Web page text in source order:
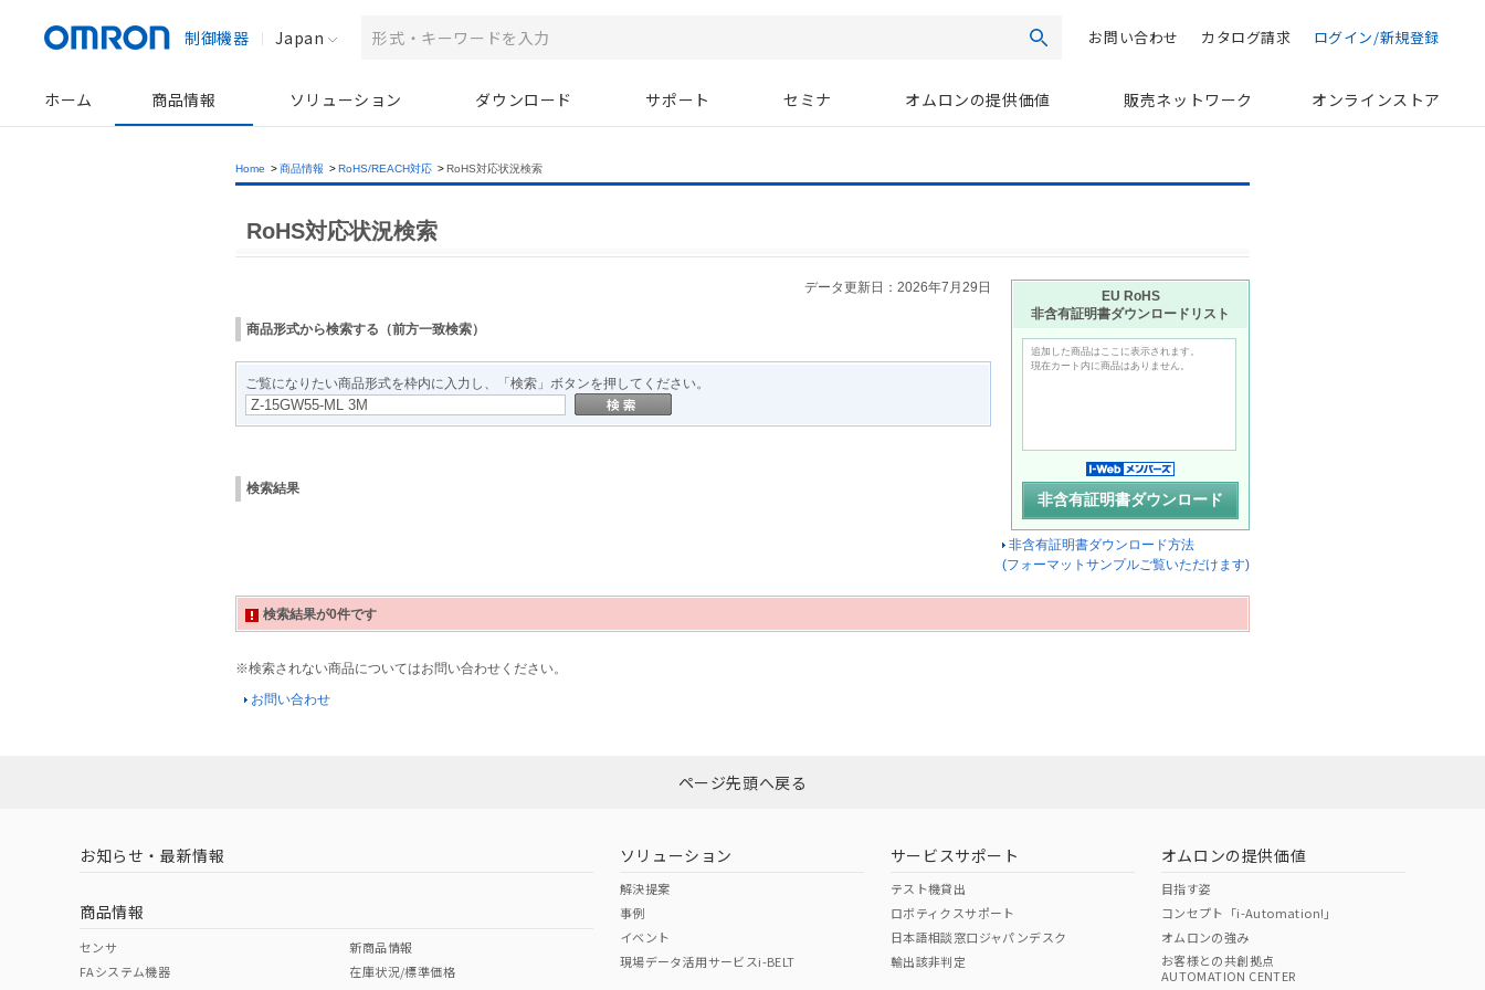
制御機器 Japan 検索お問い合わせ カタログ請求 ログイン/新規登録
ホーム 商品情報 ソリューション ダウンロード サポート セミナ オムロンの提供価値 販売ネットワーク オンラインストア
Home >商品情報 >RoHS/REACH対応 >RoHS対応状況検索
RoHS対応状況検索
EU RoHS
非含有証明書ダウンロードリスト
追加した商品はここに表示されます。
現在カート内に商品はありません。
非含有証明書ダウンロード方法
(フォーマットサンプルご覧いただけます)
データ更新日：2026年7月29日
商品形式から検索する（前方一致検索）
ご覧になりたい商品形式を枠内に入力し、「検索」ボタンを押してください。
検索結果
検索結果が0件です
※検索されない商品についてはお問い合わせください。
お問い合わせ
ページ先頭へ戻る
お知らせ・最新情報
商品情報
センサ
FAシステム機器
新商品情報
在庫状況/標準価格
ソリューション
解決提案
事例
イベント
現場データ活用サービスi-BELT
サービスサポート
テスト機貸出
ロボティクスサポート
日本語相談窓口ジャパンデスク
輸出該非判定
オムロンの提供価値
目指す姿
コンセプト「i-Automation!」
オムロンの強み
お客様との共創拠点
AUTOMATION CENTER